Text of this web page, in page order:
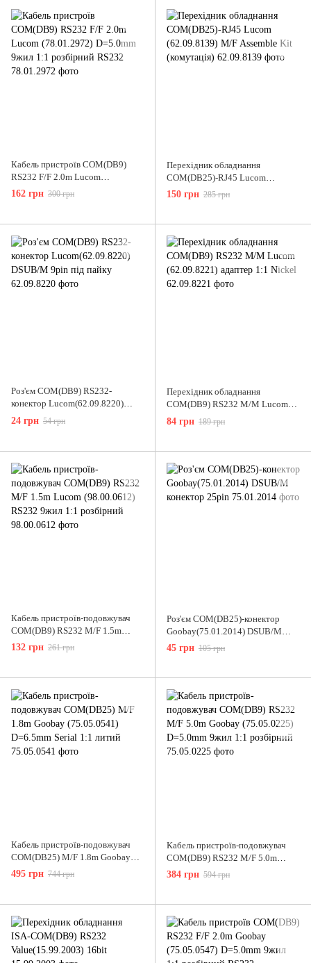
Кабель пристроїв COM(DB9)
RS232 F/F 2.0m Lucom
(78.01.2972) D=5.0mm 9жил 1:1
розбірний RS232
162 грн 300 грн
Перехідник обладнання
COM(DB25)-RJ45 Lucom
(62.09.8139) M/F Assemble Kit
(комутація)
150 грн 285 грн
Роз'єм COM(DB9) RS232-
конектор Lucom(62.09.8220)
DSUB/M 9pin під пайку
24 грн 54 грн
Перехідник обладнання
COM(DB9) RS232 M/M Lucom
(62.09.8221) адаптер 1:1 Nickel
84 грн 189 грн
Кабель пристроїв-подовжувач
COM(DB9) RS232 M/F 1.5m
Lucom (98.00.0612) RS232 9жил
1:1 розбірний
132 грн 261 грн
Роз'єм COM(DB25)-конектор
Goobay(75.01.2014) DSUB/M
конектор 25pin
45 грн 105 грн
Кабель пристроїв-подовжувач
COM(DB25) M/F 1.8m Goobay
(75.05.0541) D=6.5mm Serial 1:1
литий
495 грн 744 грн
Кабель пристроїв-подовжувач
COM(DB9) RS232 M/F 5.0m
Goobay (75.05.0225) D=5.0mm
9жил 1:1 розбірний
384 грн 594 грн